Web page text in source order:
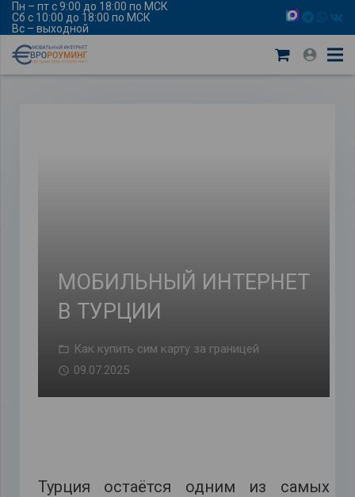
Пн – пт с 9:00 до 18:00 по МСК
Сб с 10:00 до 18:00 по МСК
Вс – выходной
МОБИЛЬНЫЙ ИНТЕРНЕТ
В ТУРЦИИ
Как купить сим карту за границей
09.07.2025
Турция остаётся одним из самых